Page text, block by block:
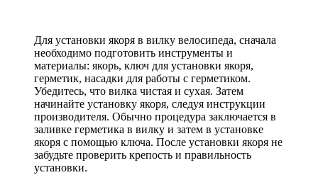
Для установки якоря в вилку велосипеда, сначала
необходимо подготовить инструменты и
материалы: якорь, ключ для установки якоря,
герметик, насадки для работы с герметиком.
Убедитесь, что вилка чистая и сухая. Затем
начинайте установку якоря, следуя инструкции
производителя. Обычно процедура заключается в
заливке герметика в вилку и затем в установке
якоря с помощью ключа. После установки якоря не
забудьте проверить крепость и правильность
установки.